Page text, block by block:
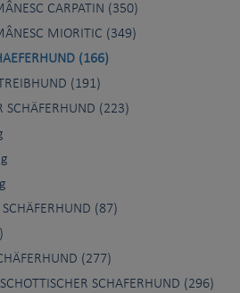
CARPATIN (350)
MIORITIC (349)
(166)
(191)
SCHÄFERHUND (223)
SCHÄFERHUND (87)
(277)
SCHAFERHUND (296)